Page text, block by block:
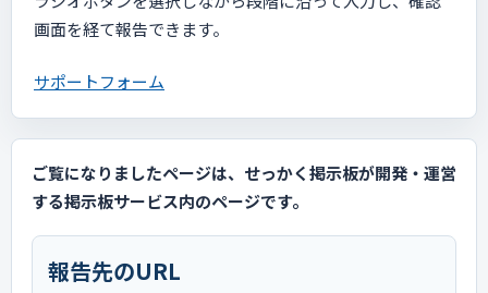
画面を経て報告できます。
サポートフォーム
ご覧になりましたページは、せっかく掲示板が開発・運営
する掲示板サービス内のページです。
報告先のURL